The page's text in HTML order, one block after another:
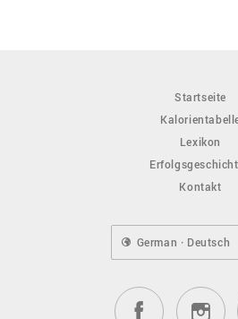
Startseite
Lexikon
Kontakt
German · Deutsch